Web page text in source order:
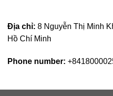
Địa chỉ: 8 Nguyễn Thị Minh
Hồ Chí Minh
Phone number: